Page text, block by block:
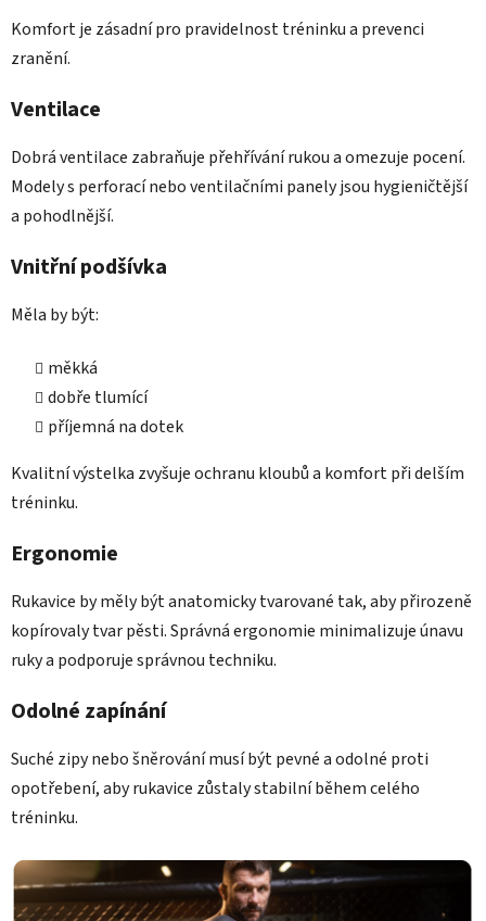
Komfort je zásadní pro pravidelnost tréninku a prevenci
zranění.
Ventilace
Dobrá ventilace zabraňuje přehřívání rukou a omezuje pocení.
Modely s perforací nebo ventilačními panely jsou hygieničtější
a pohodlnější.
Vnitřní podšívka
Měla by být:
měkká
dobře tlumící
příjemná na dotek
Kvalitní výstelka zvyšuje ochranu kloubů a komfort při delším
tréninku.
Ergonomie
Rukavice by měly být anatomicky tvarované tak, aby přirozeně
kopírovaly tvar pěsti. Správná ergonomie minimalizuje únavu
ruky a podporuje správnou techniku.
Odolné zapínání
Suché zipy nebo šněrování musí být pevné a odolné proti
opotřebení, aby rukavice zůstaly stabilní během celého
tréninku.